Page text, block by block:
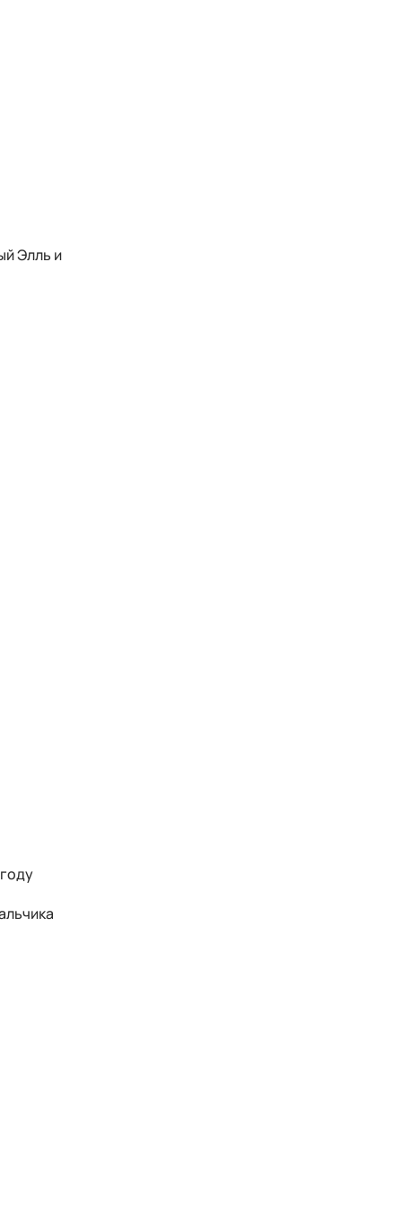
Элль и